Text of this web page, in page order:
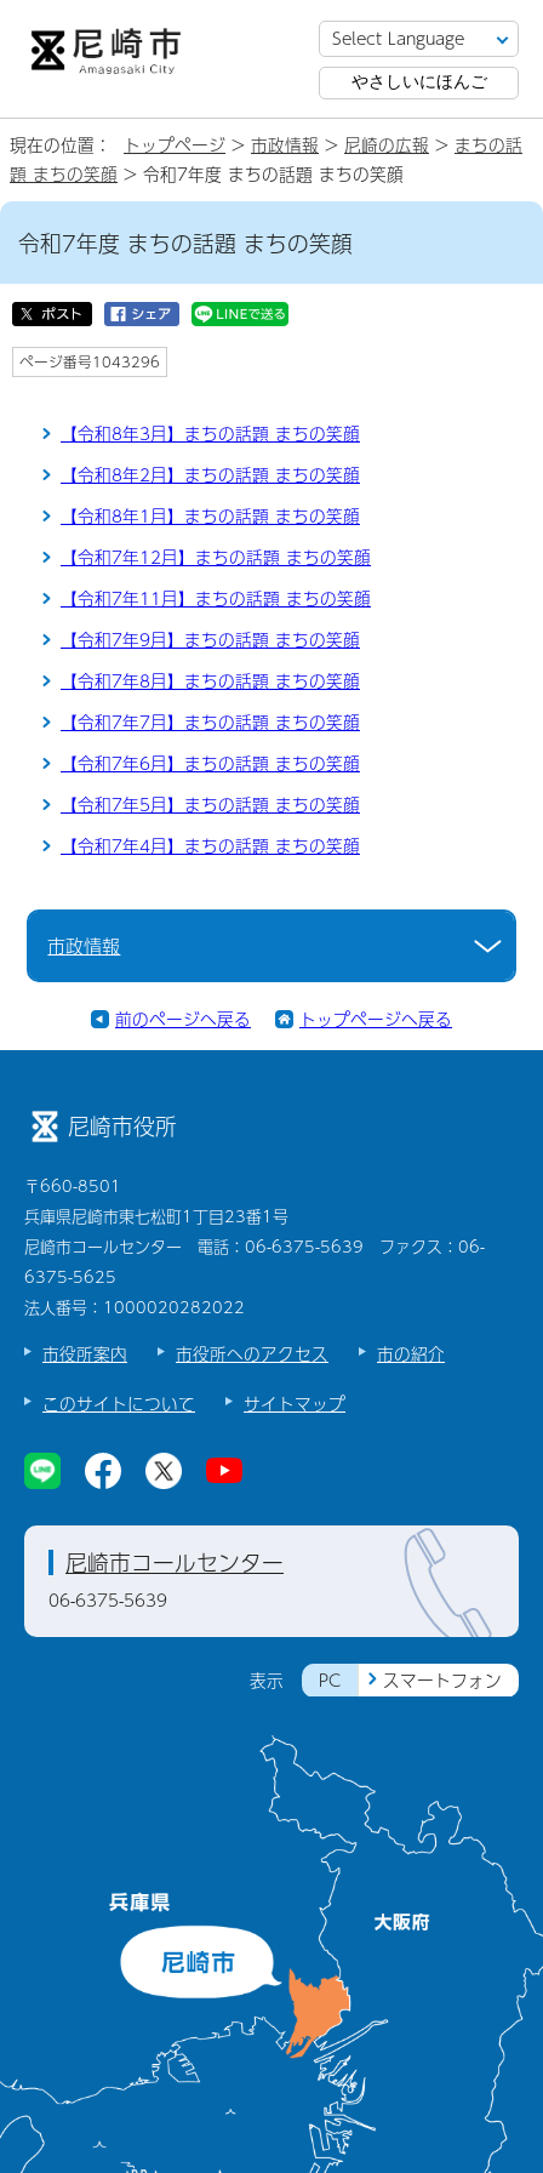
やさしいにほんご
現在の位置： トップページ > 市政情報 > 尼崎の広報 > まちの話
題 まちの笑顔 > 令和7年度 まちの話題 まちの笑顔
令和7年度 まちの話題 まちの笑顔
ページ番号1043296
【令和8年3月】まちの話題 まちの笑顔
【令和8年2月】まちの話題 まちの笑顔
【令和8年1月】まちの話題 まちの笑顔
【令和7年12月】まちの話題 まちの笑顔
【令和7年11月】まちの話題 まちの笑顔
【令和7年9月】まちの話題 まちの笑顔
【令和7年8月】まちの話題 まちの笑顔
【令和7年7月】まちの話題 まちの笑顔
【令和7年6月】まちの話題 まちの笑顔
【令和7年5月】まちの話題 まちの笑顔
【令和7年4月】まちの話題 まちの笑顔
市政情報
前のページへ戻る トップページへ戻る
尼崎市役所
〒660-8501
兵庫県尼崎市東七松町1丁目23番1号
尼崎市コールセンター 電話：06-6375-5639 ファクス：06-
6375-5625
法人番号：1000020282022
市役所案内 市役所へのアクセス
市の紹介
このサイトについて
サイトマップ
表示 PC スマートフォン
尼崎市コールセンター
06-6375-5639